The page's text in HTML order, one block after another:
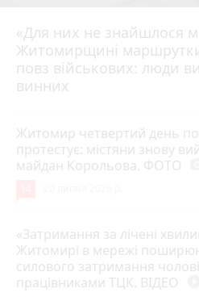
«Для них не знайшлося
Житомирщині маршрутки
повз військових: люди
винних
17 липня 2026 р.
Житомир четвертий день
протестує: містяни знову
майдан Корольова. ФОТО
«Затримання за лічені
Житомирі в мережі
силового затримання
працівниками ТЦК. ВІДЕО